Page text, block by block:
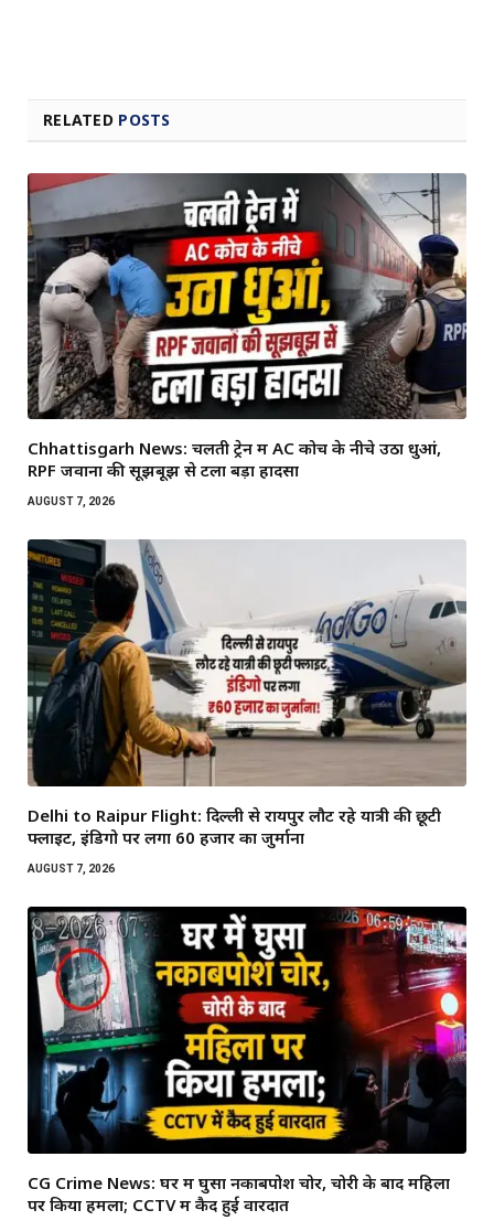
RELATED POSTS
Chhattisgarh News: चलती ट्रेन में AC कोच के नीचे उठा धुआं,
RPF जवानों की सूझबूझ से टला बड़ा हादसा
AUGUST 7, 2026
Delhi to Raipur Flight: दिल्ली से रायपुर लौट रहे यात्री की छूटी
फ्लाइट, इंडिगो पर लगा 60 हजार का जुर्माना
AUGUST 7, 2026
CG Crime News: घर में घुसा नकाबपोश चोर, चोरी के बाद महिला
पर किया हमला; CCTV में कैद हुई वारदात